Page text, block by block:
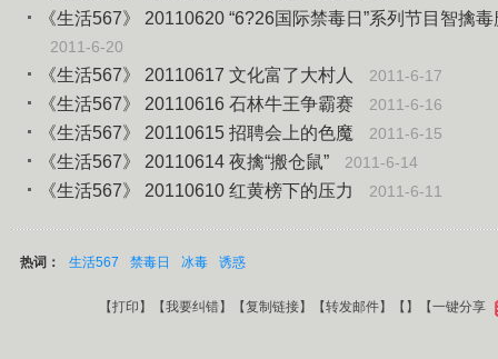
《生活567》 20110620 “6?26国际禁毒日”系列节目智擒毒
2011-6-20
《生活567》 20110617 文化富了大村人 2011-6-17
《生活567》 20110616 石林牛王争霸赛 2011-6-16
《生活567》 20110615 招聘会上的色魔 2011-6-15
《生活567》 20110614 夜擒“搬仓鼠” 2011-6-14
《生活567》 20110610 红黄榜下的压力 2011-6-11
热词： 生活567 禁毒日 冰毒 诱惑
【打印 】【我要纠错】【复制链接】【转发邮件】【 】 【一键分享